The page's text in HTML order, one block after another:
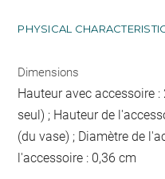
PHYSICAL
Dimensions
Hauteur avec accessoire
seul) ; Hauteur de
(du vase) ; Diamètre de
l'accessoire : 0,36 cm